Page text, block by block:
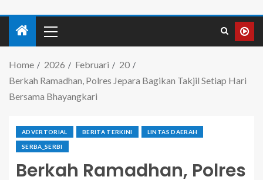
Home 2026 Februari
20
Berkah Ramadhan, Polres Jepara Bagikan Takjil Setiap Hari
Bersama Bhayangkari
ADVERTORIAL BERITA TERKINI LINTAS DAERAH
SERBA_SERBI
Berkah Ramadhan, Polres